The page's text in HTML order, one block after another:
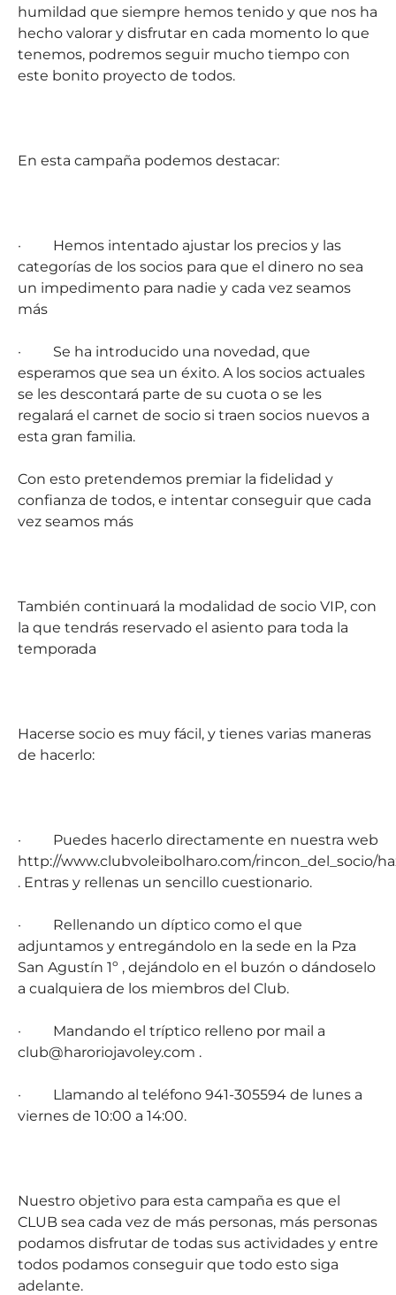
humildad que siempre hemos tenido y que nos ha
hecho valorar y disfrutar en cada momento lo que
tenemos, podremos seguir mucho tiempo con
este bonito proyecto de todos.
En esta campaña podemos destacar:
·
Hemos intentado ajustar los precios y las
categorías de los socios para que el dinero no sea
un impedimento para nadie y cada vez seamos
más
·
Se ha introducido una novedad, que
esperamos que sea un éxito. A los socios actuales
se les descontará parte de su cuota o se les
regalará el carnet de socio si traen socios nuevos a
esta gran familia.
Con esto pretendemos premiar la fidelidad y
confianza de todos, e intentar conseguir que cada
vez seamos más
También continuará la modalidad de socio VIP, con
la que tendrás reservado el asiento para toda la
temporada
Hacerse socio es muy fácil, y tienes varias maneras
de hacerlo:
·
Puedes hacerlo directamente en nuestra web
http://www.clubvoleibolharo.com/rincon_del_socio/
. Entras y rellenas un sencillo cuestionario.
·
Rellenando un díptico como el que
adjuntamos y entregándolo en la sede en la Pza
San Agustín 1º , dejándolo en el buzón o dándoselo
a cualquiera de los miembros del Club.
·
Mandando el tríptico relleno por mail a
club@haroriojavoley.com .
·
Llamando al teléfono 941-305594 de lunes a
viernes de 10:00 a 14:00.
Nuestro objetivo para esta campaña es que el
CLUB sea cada vez de más personas, más personas
podamos disfrutar de todas sus actividades y entre
todos podamos conseguir que todo esto siga
adelante.